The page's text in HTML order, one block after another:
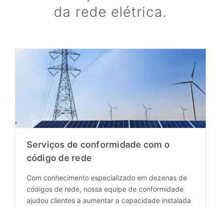
da rede elétrica.
Serviços de conformidade com o
código de rede
Com conhecimento especializado em dezenas de
códigos de rede, nossa equipe de conformidade
ajudou clientes a aumentar a capacidade instalada